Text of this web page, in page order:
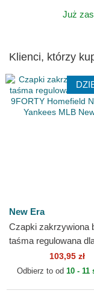
Już
Klienci, którzy
New Era
Czapki zakrzywiona
taśma regulowana
dziecka 9FORTY
New York Yankees
103,95 zł
Odbierz to od 10 - 11